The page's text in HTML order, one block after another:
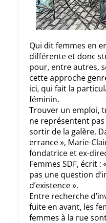
Qui dit femmes en
différente et donc
pour, entre autres,
cette approche
ici, qui fait la
féminin.
Trouver un emploi,
ne représentent
sortir de la galère.
errance », Marie-
fondatrice et ex-
Femmes SDF, écrit :
pas une question
d’existence ».
Entre recherche
fuite en avant, les
femmes à la rue